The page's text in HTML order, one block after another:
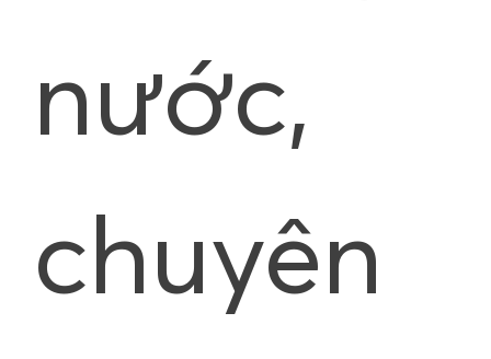
nước,
chuyên